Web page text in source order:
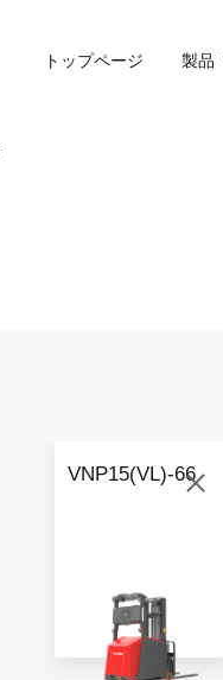
トップページ 製品
VNE40-66
VNP15(VL)-66